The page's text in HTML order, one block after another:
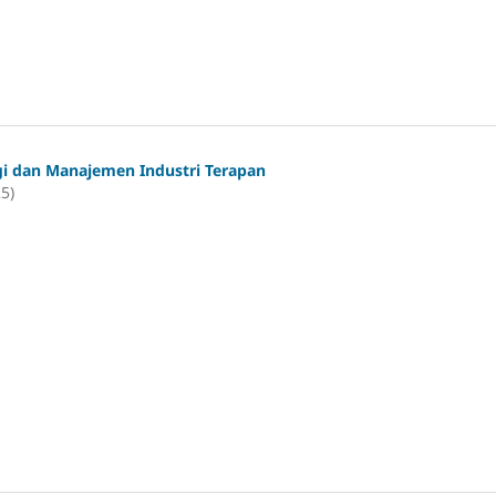
dan Manajemen Industri Terapan